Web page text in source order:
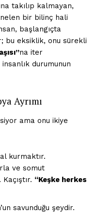
takılıp kalmayan,
bir bilinç hali
başlangıçta
bu eksiklik, onu sürekli
na iter
insanlık durumunun
Ayrımı
ama onu ikiye
kurmaktır.
ve somut
“Keşke herkes
savunduğu şeydir.